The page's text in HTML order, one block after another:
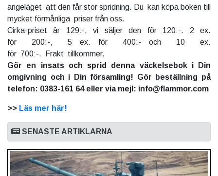
angeläget att den får stor spridning. Du kan köpa boken till
mycket förmånliga priser från oss.
Cirka-priset är 129:-, vi säljer den för 120:-. 2 ex.
för 200:-, 5 ex. för 400:- och 10 ex.
för 700:-. Frakt tillkommer.
Gör en insats och sprid denna väckelsebok i Din
omgivning och i Din församling! Gör beställning på
telefon: 0383-161 64 eller via mejl: info@flammor.com
>> Läs mer här!
SENASTE ARTIKLARNA